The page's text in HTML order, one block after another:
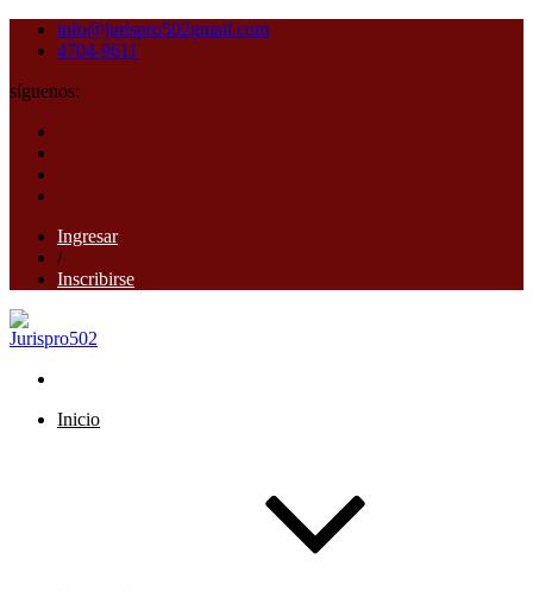
info@jurispro502gmail.com
4704-9611
síguenos:
Ingresar
/
Inscribirse
Inicio